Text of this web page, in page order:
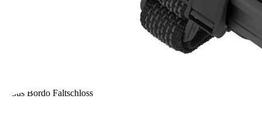
Abus Bordo Faltschloss